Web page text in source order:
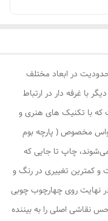
در ابعاد مختلف
با غرفه دار در ارتباط
با تکنیک های هنری و
مخصوص ( پارچه بوم
چاپ تا جایی که
و کمترین تغییری در رنگ و
نهایت روی چهارچوب چوبی
نقاشی اصلی را به بیننده